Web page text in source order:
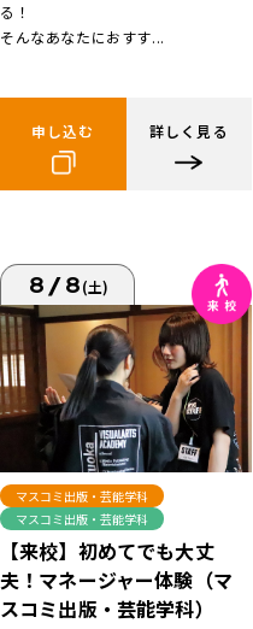
る！
そんなあなたにおすす...
申し込む 詳しく見る
8/8(土)
マスコミ出版・芸能学科
マスコミ出版・芸能学科
【来校】初めてでも大丈
夫！マネージャー体験（マ
スコミ出版・芸能学科）